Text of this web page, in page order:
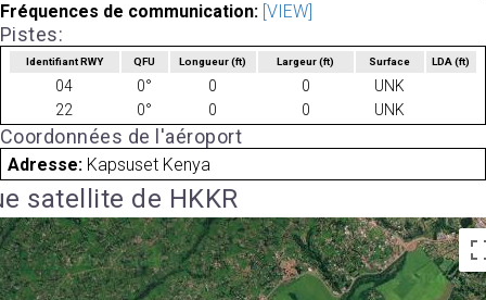
Fréquences de communication: [VIEW]
Pistes:
Identifiant RWY QFU Longueur(ft) Largeur(ft) Surface LDA(ft)
04 0° 0 0
UNK
22
0° 0 0 UNK
Coordonnées de l'aéroport
Adresse: Kapsuset Kenya
satellite de HKKR